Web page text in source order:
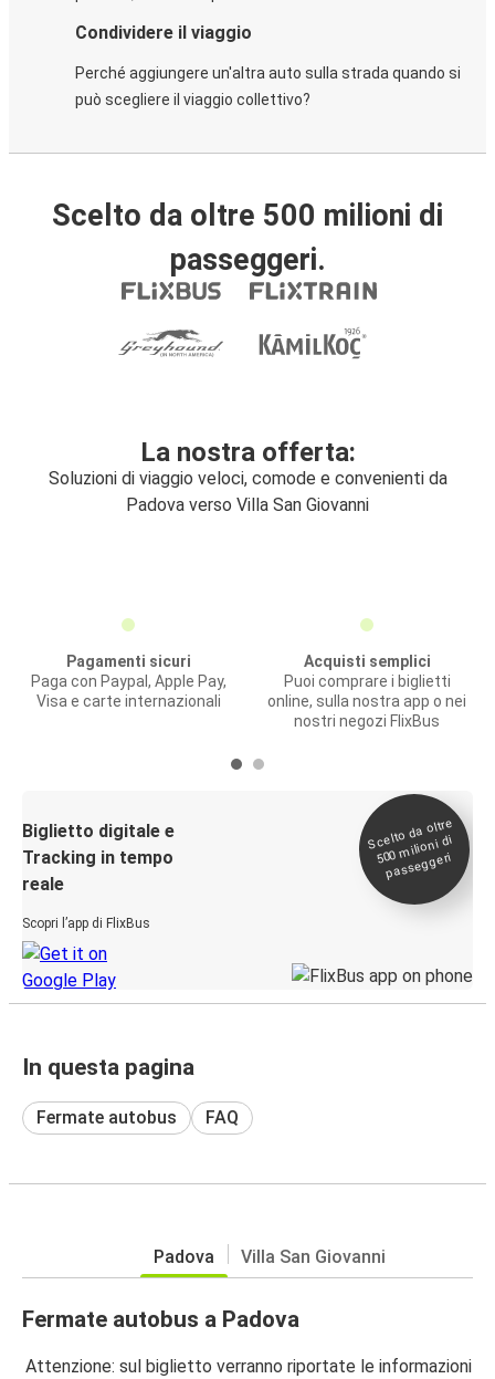
Condividere il viaggio
Perché aggiungere un'altra auto sulla strada quando si
può scegliere il viaggio collettivo?
Scelto da oltre 500 milioni di
passeggeri.
La nostra offerta:
Soluzioni di viaggio veloci, comode e convenienti da
Padova verso Villa San Giovanni
Pagamenti sicuri
Paga con Paypal, Apple Pay,
Visa e carte internazionali
Acquisti semplici
Puoi comprare i biglietti
online, sulla nostra app o nei
nostri negozi FlixBus
Biglietto digitale e
Tracking in tempo
reale
Scopri l’app di FlixBus
Scelto da oltre
500
milioni di
passeggeri
In questa pagina
Fermate autobus FAQ
Padova Villa San Giovanni
Fermate autobus a Padova
Attenzione: sul biglietto verranno riportate le informazioni